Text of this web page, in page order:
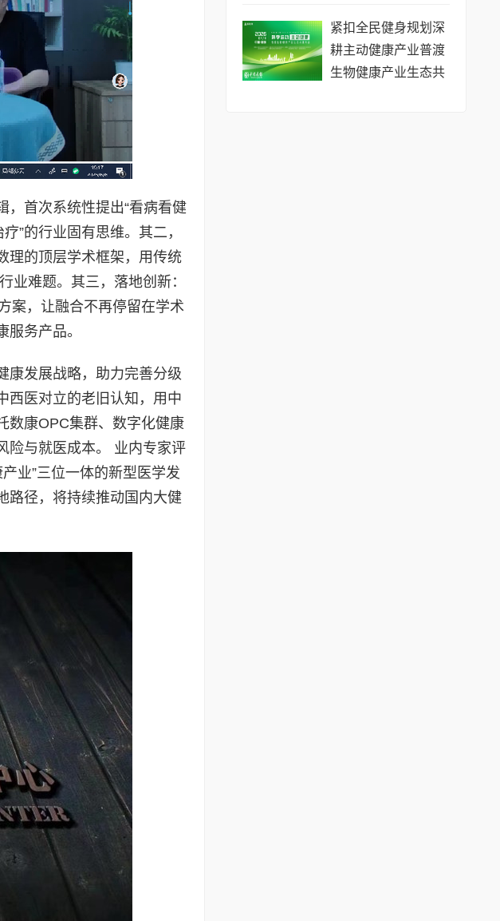
，首次系统性提出“看病看健
”的行业固有思维。其二，
理的顶层学术框架，用传统
业难题。其三，落地创新：
案，让融合不再停留在学术
务产品。
康发展战略，助力完善分级
西医对立的老旧认知，用中
数康OPC集群、数字化健康
险与就医成本。 业内专家评
业”三位一体的新型医学发
路径，将持续推动国内大健
​紧扣全民健身规划深
耕主动健康产业普渡
生物健康产业生态共